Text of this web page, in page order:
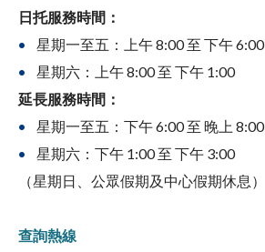
日托服務時間：
星期一至五：上午 8:00 至 下午 6:00
星期六：上午 8:00 至 下午 1:00
延長服務時間：
星期一至五：下午 6:00 至 晚上 8:00
星期六：下午 1:00 至 下午 3:00
（星期日、公眾假期及中心假期休息）
查詢熱線